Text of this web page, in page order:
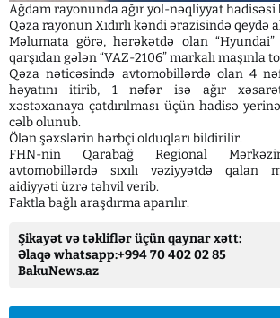
Ağdam rayonunda ağır yol-nəqliyyat hadisəsi
Qəza rayonun Xıdırlı kəndi ərazisində qeydə
Məlumata görə, hərəkətdə olan
qarşıdan gələn “VAZ-2106” markalı maşınla
Qəza nəticəsində avtomobillərdə olan 4
həyatını itirib, 1 nəfər isə ağır xəsarət
xəstəxanaya çatdırılması üçün hadisə
cəlb olunub.
Ölən şəxslərin hərbçi olduqları bildirilir.
FHN-nin Qarabağ Regional
avtomobillərdə sıxılı vəziyyətdə qalan
aidiyyəti üzrə təhvil verib.
Faktla bağlı araşdırma aparılır.
Şikayət və təkliflər üçün qaynar xətt:
Əlaqə whatsapp:+994 70 402 02 85
BakuNews.az